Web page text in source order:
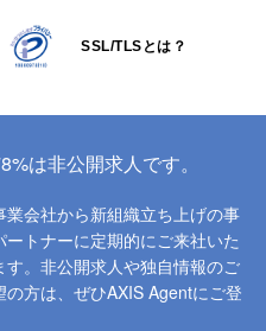
SSL/TLSとは？
は非公開求人です。
会社から新組織立ち上げの事
ートナーに定期的にご来社いた
。 非公開求人や独自情報のご
方は、ぜひAXIS Agentにご登